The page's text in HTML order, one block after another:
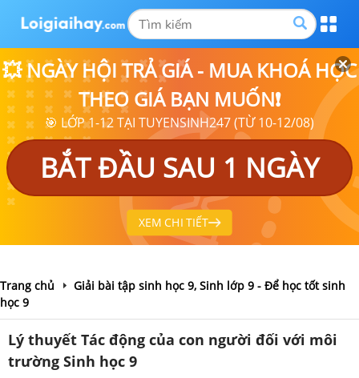
💥 NGÀY HỘI TRẢ GIÁ - MUA KHOÁ HỌC
THEO GIÁ BẠN MUỐN❗
🎯 LỚP 1-12 TẠI TUYENSINH247 (TỪ 10-12/08)
BẮT ĐẦU SAU 1 NGÀY
XEM CHI TIẾT
Trang chủ
Giải bài tập sinh học 9, Sinh lớp 9 - Để học tốt sinh
học 9
Lý thuyết Tác động của con người đối với môi
trường Sinh học 9